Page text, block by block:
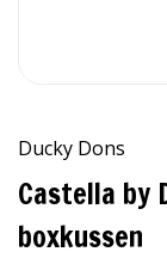
Ducky Dons
Castella by
boxkussen